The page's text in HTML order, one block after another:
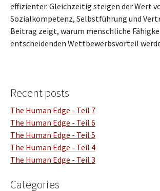
effizienter. Gleichzeitig steigen der Wert
Sozialkompetenz, Selbstführung und
Beitrag zeigt, warum menschliche
entscheidenden Wettbewerbsvorteil
Recent posts
The Human Edge - Teil 7
The Human Edge - Teil 6
The Human Edge - Teil 5
The Human Edge - Teil 4
The Human Edge - Teil 3
Categories